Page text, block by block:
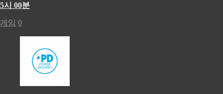
5시 00분
게임 0